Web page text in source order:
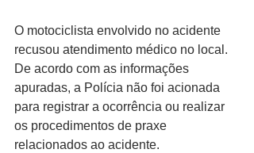
O motociclista envolvido no acidente
recusou atendimento médico no local.
De acordo com as informações
apuradas, a Polícia não foi acionada
para registrar a ocorrência ou realizar
os procedimentos de praxe
relacionados ao acidente.